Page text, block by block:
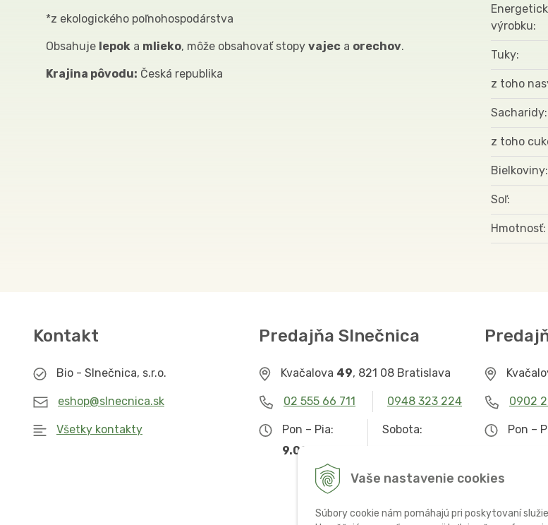
Vaše nastavenie cookies
Súbory cookie nám pomáhajú pri poskytovaní
*z ekologického poľnohospodárstva
Obsahuje lepok a mlieko, môže obsahovať stopy vajec a orechov.
Krajina pôvodu: Česká republika
výrobku
Tuky
z toho
Sacharidy
z toho
Bielkoviny
Soľ
Hmotnosť
Kontakt
Bio - Slnečnica, s.r.o.
eshop@slnecnica.sk
Všetky kontakty
Predajňa Slnečnica
Kvačalova 49, 821 08 Bratislava
02 555 66 711 0948 323 224
Pon – Pia:
9.00 – 19.00
Sobota:
0902
Pon –